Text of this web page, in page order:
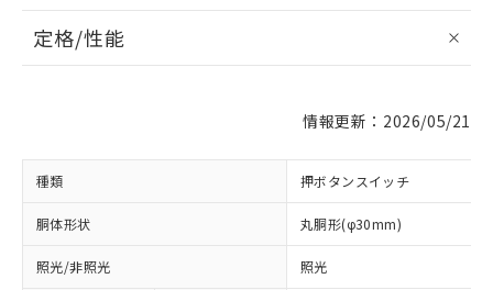
定格/性能
情報更新：2026/05/21
種類 押ボタンスイッチ
胴体形状 丸胴形(φ30mm)
照光/非照光 照光